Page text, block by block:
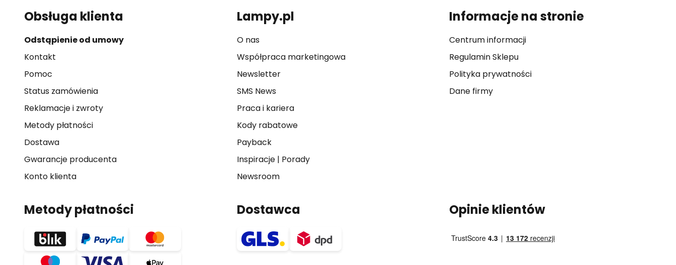
Obsługa klienta
Odstąpienie od umowy
Kontakt
Pomoc
Status zamówienia
Reklamacje i zwroty
Metody płatności
Dostawa
Gwarancje producenta
Konto klienta
Lampy.pl
O nas
Współpraca marketingowa
Newsletter
SMS News
Praca i kariera
Kody rabatowe
Payback
Inspiracje| Porady
Newsroom
Informacje na stronie
Centrum informacji
Regulamin Sklepu
Polityka prywatności
Dane firmy
Metody płatności Dostawca Opinie klientów